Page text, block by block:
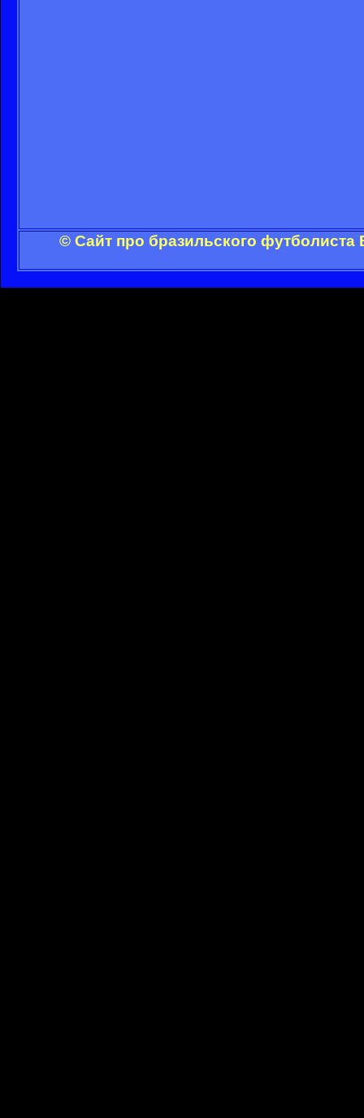
© Сайт про бразильского